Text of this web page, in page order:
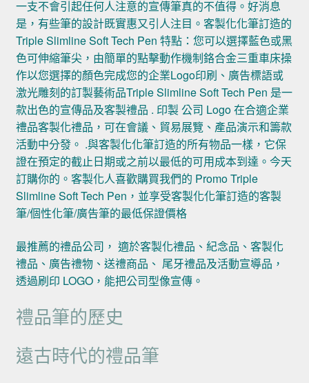
一支不會引起任何人注意的宣傳筆真的不值得。好消息
是，有些筆的設計既實惠又引人注目。客製化化筆訂造的
Triple Slimline Soft Tech Pen 特點：您可以選擇藍色或黑
色可伸縮筆尖，由簡單的點擊動作機制鉻合金三重車床操
作以您選擇的顏色完成您的企業Logo印刷、廣告標語或
激光雕刻的訂製藝術品Triple Slimline Soft Tech Pen 是一
款出色的宣傳品及客製禮品 . 印製 公司 Logo 在合適企業
禮品客製化禮品，可在會議、貿易展覽、產品演示和籌款
活動中分發。 .與客製化化筆訂造的所有物品一樣，它保
證在預定的截止日期或之前以最低的可用成本到達。今天
訂購你的。客製化人喜歡購買我們的 Promo Triple
Slimline Soft Tech Pen，並享受客製化化筆訂造的客製
筆/個性化筆/廣告筆的最低保證價格
最推薦的禮品公司， 適於客製化禮品、紀念品、客製化
禮品、廣告禮物、送禮商品、 尾牙禮品及活動宣導品，
透過刷印 LOGO，能把公司型像宣傳。
禮品筆的歷史
遠古時代的禮品筆